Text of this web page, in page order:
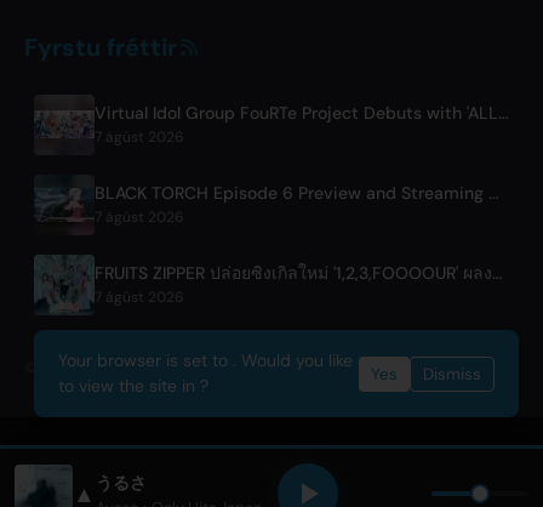
Fyrstu fréttir
Virtual Idol Group FouRTe Project Debuts with 'ALL IN' Album Produced by m-flo's ☆Taku Takahashi
7 ágúst 2026
BLACK TORCH Episode 6 Preview and Streaming Details
7 ágúst 2026
FRUITS ZIPPER ปล่อยซิงเกิลใหม่ '1,2,3,FOOOOUR' ผลงานร่วมกับโตบุระเวย์
7 ágúst 2026
© 2026 OnlyHit. All rights reserved. - Metadata provided byACRCloud
▲ うるさ
Your browser is set to . Would you like
to view the site in ?
Yes Dismiss